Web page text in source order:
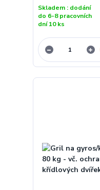
Skladem : dodání
do 6-8 pracovních
dní 10 ks